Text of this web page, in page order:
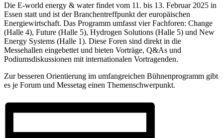
Die E-world energy & water findet vom 11. bis 13. Februar 2025 in
Essen statt und ist der Branchentreffpunkt der europäischen
Energiewirtschaft. Das Programm umfasst vier Fachforen: Change
(Halle 4), Future (Halle 5), Hydrogen Solutions (Halle 5) und New
Energy Systems (Halle 1). Diese Foren sind direkt in die
Messehallen eingebettet und bieten Vorträge, Q&As und
Podiumsdiskussionen mit internationalen Vortragenden.
Zur besseren Orientierung im umfangreichen Bühnenprogramm gibt
es je Forum und Messetag einen Themenschwerpunkt.